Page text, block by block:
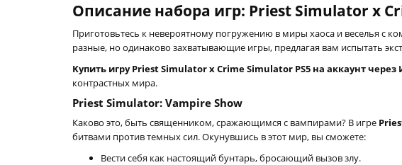
Описание набора игр: Priest Simulator x
Приготовьтесь к невероятному погружению в миры хаоса и веселья с
разные, но одинаково захватывающие игры, предлагая вам испытать
Kупить игру Priest Simulator x Crime Simulator PS5 на аккаунт
контрастных мира.
Priest Simulator: Vampire Show
Каково это, быть священником, сражающимся с вампирами? В игре
битвами против темных сил. Окунувшись в этот мир, вы сможете:
Вести себя как настоящий бунтарь, бросающий вызов злу.